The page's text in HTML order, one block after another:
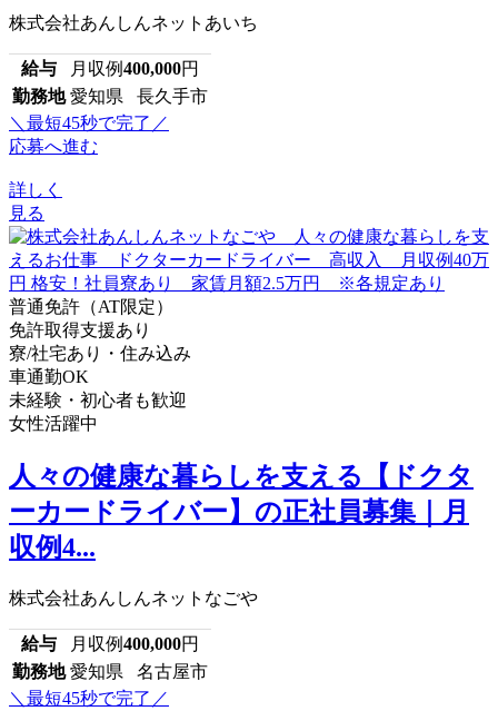
株式会社あんしんネットあいち
給与 月収例400,000円
勤務地 愛知県 長久手市
＼最短45秒で完了／
応募へ進む
詳しく
見る
普通免許（AT限定）
免許取得支援あり
寮/社宅あり・住み込み
車通勤OK
未経験・初心者も歓迎
女性活躍中
人々の健康な暮らしを支える【ドクタ
ーカードライバー】の正社員募集｜月
収例4...
株式会社あんしんネットなごや
給与 月収例400,000円
勤務地 愛知県 名古屋市
＼最短45秒で完了／